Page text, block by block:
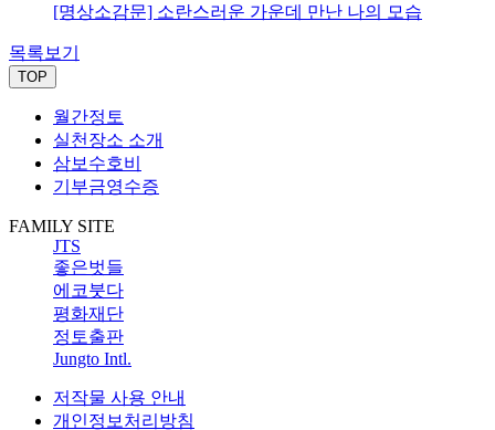
[명상소감문] 소란스러운 가운데 만난 나의 모습
목록보기
TOP
월간정토
실천장소 소개
삼보수호비
기부금영수증
FAMILY SITE
JTS
좋은벗들
에코붓다
평화재단
정토출판
Jungto Intl.
저작물 사용 안내
개인정보처리방침